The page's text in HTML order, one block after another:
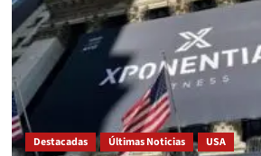
Destacadas Últimas Noticias USA